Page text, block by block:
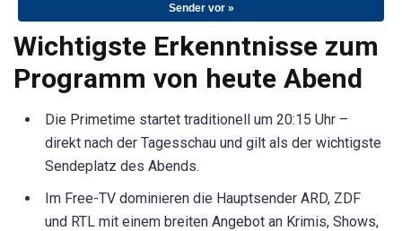
Sender vor »
Wichtigste Erkenntnisse zum
Programm von heute Abend
Die Primetime startet traditionell um 20:15 Uhr –
direkt nach der Tagesschau und gilt als der wichtigste
Sendeplatz des Abends.
Im Free-TV dominieren die Hauptsender ARD, ZDF
und RTL mit einem breiten Angebot an Krimis, Shows,